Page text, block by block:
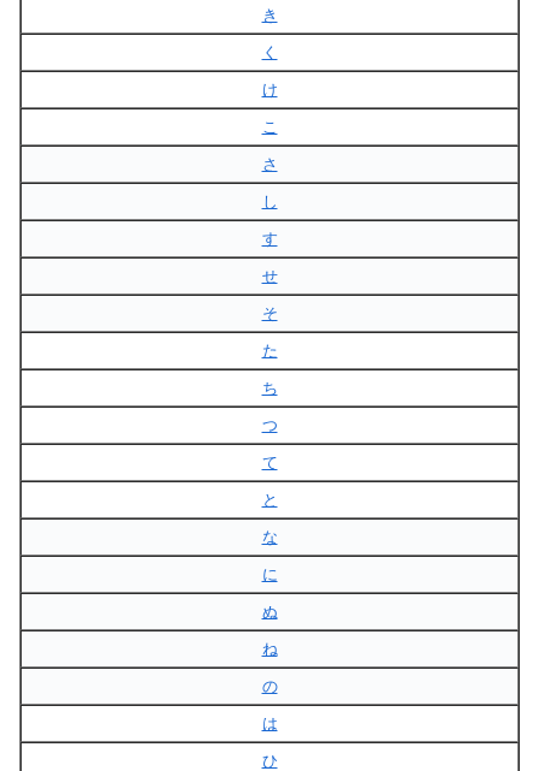
き
く
け
こ
さ
し
す
せ
そ
た
ち
つ
て
と
な
に
ぬ
ね
の
は
ひ